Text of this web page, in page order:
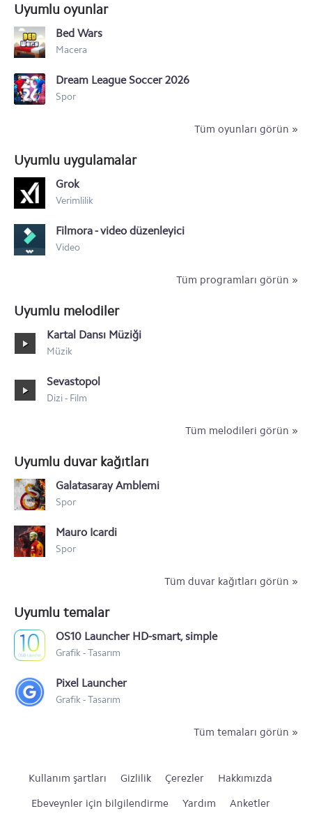
Sony Xperia X
Sony Xperia XA
Sony Xperia Z5 Compact
Sony Xperia Z3
Sony Xperia M2
Sony Xperia Z2
Sony Xperia T2 Ultra
Uyumlu oyunlar
Bed Wars
Macera
Dream League Soccer 2026
Spor
Tüm oyunları görün »
Uyumlu uygulamalar
Grok
Verimlilik
Filmora - video düzenleyici
Video
Tüm programları görün »
Uyumlu melodiler
Kartal Dansı Müziği
Müzik
Sevastopol
Dizi - Film
Tüm melodileri görün »
Uyumlu duvar kağıtları
Galatasaray Amblemi
Spor
Mauro Icardi
Spor
Tüm duvar kağıtları görün »
Uyumlu temalar
OS10 Launcher HD-smart, simple
Grafik - Tasarım
Pixel Launcher
Grafik - Tasarım
Tüm temaları görün »
Kullanım şartları Gizlilik Çerezler
Hakkımızda
Ebeveynler için bilgilendirme
Yardım Anketler